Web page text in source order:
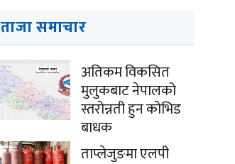
ताजा समाचार
अतिकम विकसित
मुलुकबाट नेपालको
स्तरोन्नती हुन कोभिड
बाधक
ताप्लेजुङमा एलपी